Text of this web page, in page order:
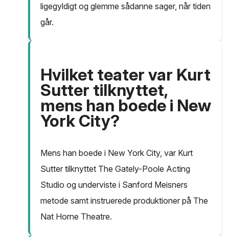
ligegyldigt og glemme sådanne sager, når tiden
går.
Hvilket teater var Kurt
Sutter tilknyttet,
mens han boede i New
York City?
Mens han boede i New York City, var Kurt
Sutter tilknyttet The Gately-Poole Acting
Studio og underviste i Sanford Meisners
metode samt instruerede produktioner på The
Nat Horne Theatre.